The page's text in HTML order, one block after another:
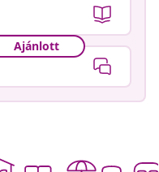
Ajánlott